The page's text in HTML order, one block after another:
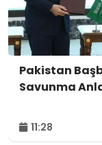
Pakistan
Savunma
11:28